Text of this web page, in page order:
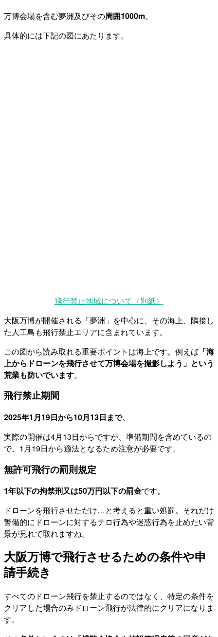
万博会場を含む夢洲及びその周囲1000m。
具体的には下記の図にあたります。
飛行禁止地域について（別紙）
大阪万博が開催される「夢洲」を中心に、その海上、隣接し
た人工島も飛行禁止エリアに含まれています。
この図から読み取れる重要ポイントは海上です。例えば 「海
上からドローンを飛行させて万博会場を撮影しよう」という
荒業も防いでいます。
飛行禁止期間
2025年1月19日から10月13日まで。
実際の開催は4月13日からですが、準備期間を含めているの
で、1月19日から適法となるため注意が必要です。
無許可飛行の罰則規定
1年以下の拘禁刑又は50万円以下の罰金です。
ドローンを飛行させただけ…と考えると重い処罰。それだけ
警備的にドローンに対するテロ行為や迷惑行為を止めたい背
景が見れて取れますね。
大阪万博で飛行させるための条件や申
請手続き
すべてのドローン飛行を禁止するのではなく、特定の条件を
クリアした場合のみドローン飛行が法律的にクリアになりま
す。